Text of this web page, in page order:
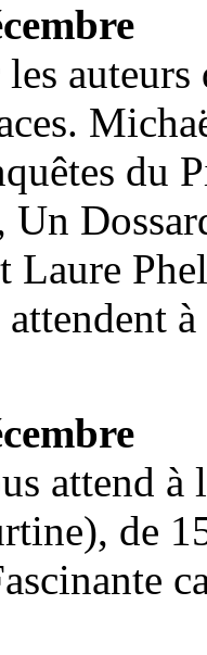
du
Un
Laure
attend
de